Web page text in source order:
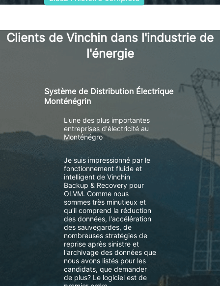
Clients de Vinchin dans l'industrie de
l'énergie
Système de Distribution Électrique
Monténégrin
L'une des plus importantes
entreprises d'électricité au
Monténégro
Je suis impressionné par le
fonctionnement fluide et
intelligent de Vinchin
Backup & Recovery pour
OLVM. Comme nous
sommes très minutieux et
qu'il comprend la réduction
des données, l'accélération
des sauvegardes, de
nombreuses stratégies de
reprise après sinistre et
l'archivage des données que
nous avons listés pour les
candidats, que demander
de plus? Le logiciel est de